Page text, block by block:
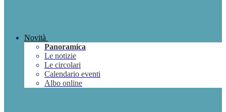
Novità
Panoramica
Le notizie
Le circolari
Calendario eventi
Albo online